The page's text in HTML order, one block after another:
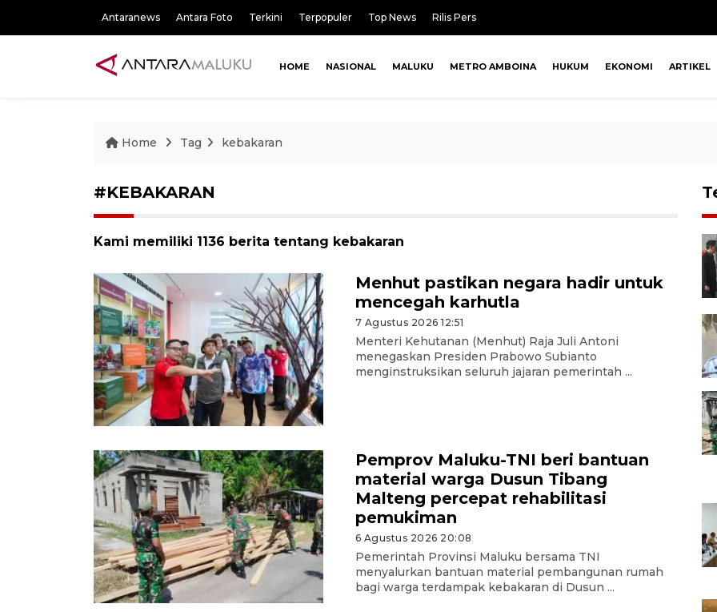
Antaranews Antara Foto Terkini Terpopuler Top News Rilis Pers
HOME NASIONAL MALUKU METRO AMBOINA HUKUM EKONOMI ARTIKEL
Home Tag kebakaran
#KEBAKARAN
Kami memiliki 1136 berita tentang kebakaran
Menhut pastikan negara hadir untuk
mencegah karhutla
7 Agustus 2026 12:51
Menteri Kehutanan (Menhut) Raja Juli Antoni
menegaskan Presiden Prabowo Subianto
menginstruksikan seluruh jajaran pemerintah ...
Pemprov Maluku-TNI beri bantuan
material warga Dusun Tibang
Malteng percepat rehabilitasi
pemukiman
6 Agustus 2026 20:08
Pemerintah Provinsi Maluku bersama TNI
menyalurkan bantuan material pembangunan rumah
bagi warga terdampak kebakaran di Dusun ...